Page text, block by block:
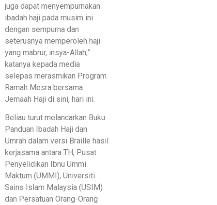
juga dapat menyempurnakan
ibadah haji pada musim ini
dengan sempurna dan
seterusnya memperoleh haji
yang mabrur, insya-Allah,”
katanya kepada media
selepas merasmikan Program
Ramah Mesra bersama
Jemaah Haji di sini, hari ini.
Beliau turut melancarkan Buku
Panduan Ibadah Haji dan
Umrah dalam versi Braille hasil
kerjasama antara TH, Pusat
Penyelidikan Ibnu Ummi
Maktum (UMMI), Universiti
Sains Islam Malaysia (USIM)
dan Persatuan Orang-Orang